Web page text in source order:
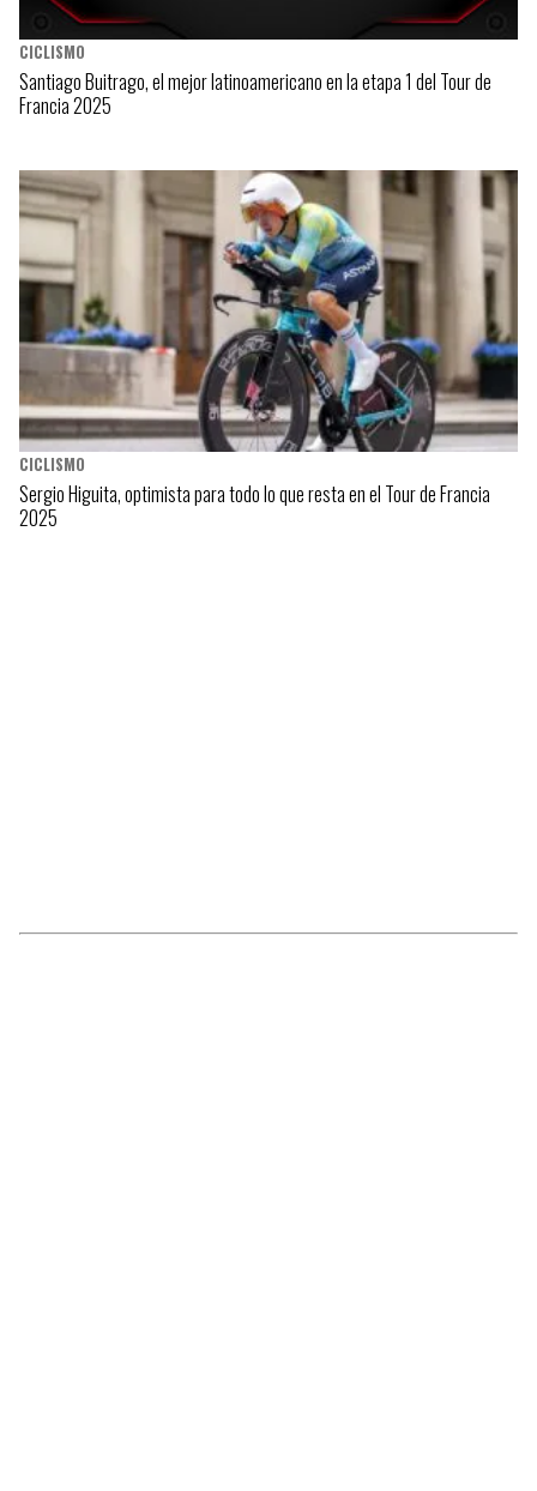
CICLISMO
Santiago Buitrago, el mejor latinoamericano en la etapa 1 del Tour de
Francia 2025
CICLISMO
Sergio Higuita, optimista para todo lo que resta en el Tour de Francia
2025